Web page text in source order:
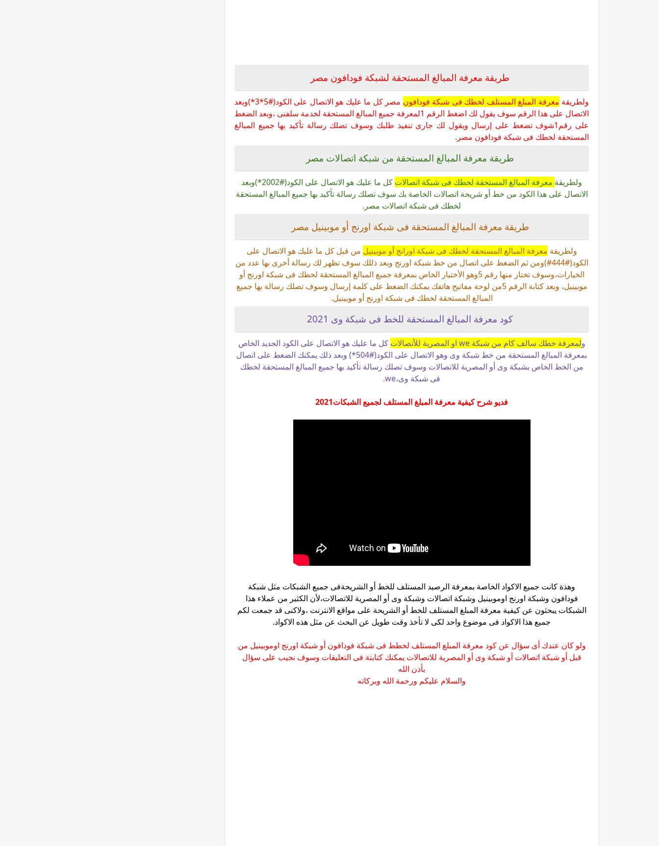
طريقة معرفة المبالغ المستحقة لشبكة فودافون مصر
ولطريقة معرفة المبلغ المستلف لخطك فى شبكة فودافون
مصر كل ما عليك هو الاتصال على الكود(#5*3*)وبعد
الاتصال على هذا الرقم سوف يقول لك اضغط الرقم 1لمعرفة جميع المبالغ المستحقة لخدمة سلفنى ،وبعد الضغط
على رقم1شوف تضغط على إرسال ويقول لك جارى تنفيذ طلبك وسوف تصلك رسالة تأكيد بها جميع المبالغ
المستحقة لخطك فى شبكة فودافون مصر.
طريقة معرفة المبالغ المستحقة من شبكة اتصالات مصر
ولطريقة معرفة المبالغ المستحقة لخطك فى شبكة اتصالات
كل ما عليك هو الاتصال على الكود(#2002*)وبعد
الاتصال على هذا الكود من خط أو شريحة اتصالات الخاصة بك سوف تصلك رسالة تأكيد بها جميع المبالغ المستحقة
لخطك فى شبكة اتصالات مصر.
طريقة معرفة المبالغ المستحقة فى شبكة اورنج أو موبينيل مصر
ولطريقة معرفة المبالغ المستحقة لخطك فى شبكة اورانج أو موبينيل من قبل كل ما عليك هو الاتصال على
الكود(#444#)ومن ثم الضغط على اتصال من خط شبكة اورنج وبعد ذللك سوف تظهر لك رسالة أخرى بها عدد من
الخيارات،وسوف تختار منها رقم 5وهو الأختيار الخاص بمعرفة جميع المبالغ المستحقة لخطك فى شبكة اورنج أو
موبينيل، وبعد كتابة الرقم 5من لوحة مفاتيح هاتفك يمكنك الضغط على كلمة إرسال وسوف تصلك رسالة بها جميع
المبالغ المستحقة لخطك فى شبكة اورنج أو موبينيل.
كود معرفة المبالغ المستحقة للخط فى شبكة وى 2021
ولمعرفة خطك سالف كام من شبكة we او المصرية للأتصالات
كل ما عليك هو الاتصال على الكود الجديد الخاص
بمعرفة المبالغ المستحقة من خط شبكة وى وهو الاتصال على الكود(#504*) وبعد ذلك يمكنك الضغط على اتصال
من الخط الخاص بشبكة وى أو المصرية للاتصالات وسوف تصلك رسالة تأكيد بها جميع المبالغ المستحقة لخطك
فى شبكة وى،we.
فديو شرح كيفية معرفة المبلغ المستلف لجميع الشبكات2021
وهذة كانت جميع الاكواد الخاصة بمعرفة الرصيد المستلف للخط أو الشريحةفى جميع الشبكات مثل شبكة
فودافون وشبكة اورنج اوموبينيل وشبكة اتصالات وشبكة وى أو المصرية للاتصالات،لأن الكثير من عملاء هذا
الشبكات يبحثون عن كيفية معرفة المبلغ المستلف للخط أو الشريحة على مواقع الانترنت ،ولاكنى قد جمعت لكم
جميع هذا الاكواد فى موضوع واحد لكى لا تأخذ وقت طويل عن البحث عن مثل هذه الاكواد.
ولو كان عندك أى سؤال عن كود معرفة المبلغ المستلف لخطط فى شبكة فودافون أو شبكة اورنج اوموبينيل من
قبل أو شبكة اتصالات أو شبكة وى أو المصرية للاتصالات يمكنك كتابتة فى التعليقات وسوف نجيب على سؤال
بأذن الله
والسلام عليكم ورحمة الله وبركاته